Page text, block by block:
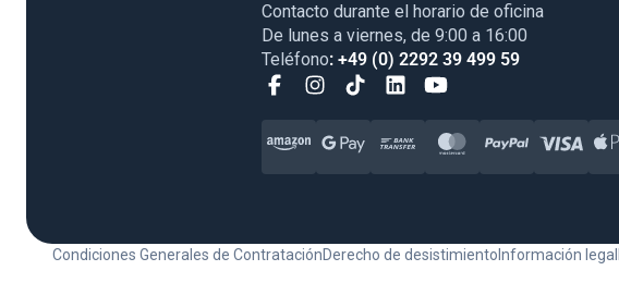
Contacto durante el horario de oficina
De lunes a viernes, de 9:00 a 16:00
Teléfono: +49 (0) 2292 39 499 59
Condiciones Generales de ContrataciónDerecho de desistimiento Información legal